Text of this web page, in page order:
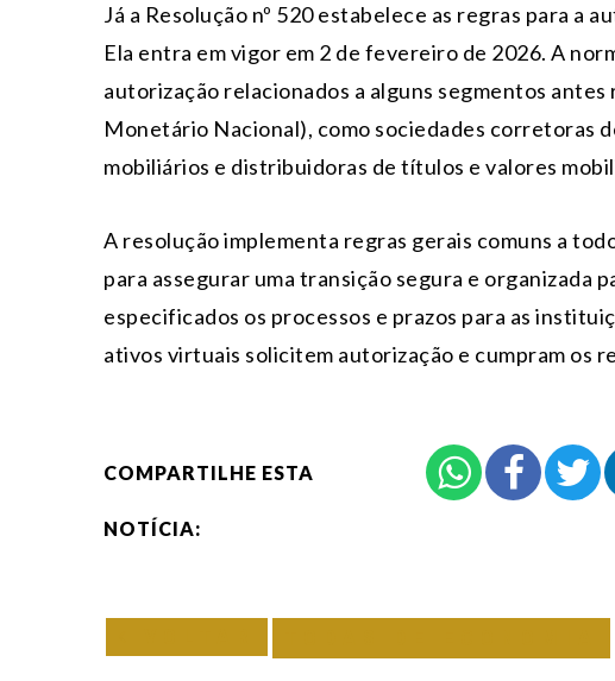
Já a Resolução nº 520 estabelece as regras para a
Ela entra em vigor em 2 de fevereiro de 2026. A
autorização relacionados a alguns segmentos
Monetário Nacional), como sociedades corretoras
mobiliários e distribuidoras de títulos e valores
A resolução implementa regras gerais comuns a
para assegurar uma transição segura e organizada
especificados os processos e prazos para as
ativos virtuais solicitem autorização e cumpram os
COMPARTILHE ESTA
NOTÍCIA: